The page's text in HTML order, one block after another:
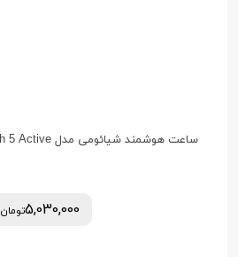
ساعت هوشمند شیائومی مدل Redmi Watch 5 Active نسخه هند
5,030,000تومان